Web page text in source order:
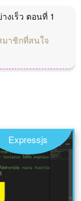
งเร็ว ตอนที่ 1
มาชิกที่สนใจ
Expressjs